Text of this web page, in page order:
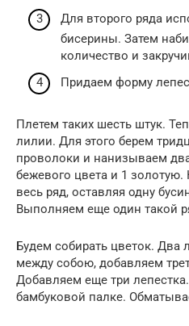
Для второго ряда
бисерины. Затем
количество и
Придаем форму
Плетем таких шесть штук.
лилии. Для этого берем
проволоки и нанизываем
бежевого цвета и 1 золотую.
весь ряд, оставляя одну
Выполняем еще один такой
Будем собирать цветок. Два
между собою, добавляем
Добавляем еще три
бамбуковой палке.